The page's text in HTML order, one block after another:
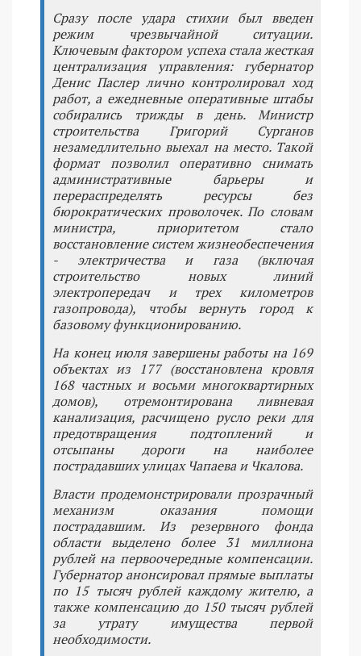
Сразу после удара стихии был введен
режим чрезвычайной ситуации.
Ключевым фактором успеха стала жесткая
централизация управления: губернатор
Денис Паслер лично контролировал ход
работ, а ежедневные оперативные штабы
собирались трижды в день. Министр
строительства Григорий Сурганов
незамедлительно выехал на место. Такой
формат позволил оперативно снимать
административные барьеры и
перераспределять ресурсы без
бюрократических проволочек. По словам
министра, приоритетом стало
восстановление систем жизнеобеспечения
- электричества и газа (включая
строительство новых линий
электропередач и трех километров
газопровода), чтобы вернуть город к
базовому функционированию.
На конец июля завершены работы на 169
объектах из 177 (восстановлена кровля
168 частных и восьми многоквартирных
домов), отремонтирована ливневая
канализация, расчищено русло реки для
предотвращения подтоплений и
отсыпаны дороги на наиболее
пострадавших улицах Чапаева и Чкалова.
Власти продемонстрировали прозрачный
механизм оказания помощи
пострадавшим. Из резервного фонда
области выделено более 31 миллиона
рублей на первоочередные компенсации.
Губернатор анонсировал прямые выплаты
по 15 тысяч рублей каждому жителю, а
также компенсацию до 150 тысяч рублей
за утрату имущества первой
необходимости.